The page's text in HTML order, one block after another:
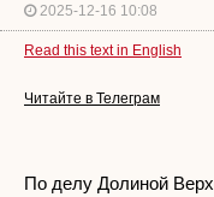
2025-12-16 10:08
Read this text in English
Читайте в Телеграм
По делу Долиной